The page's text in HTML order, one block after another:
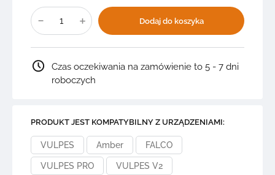
ilość
ZESTAW
1
FOREMKA
+
GRAFIKI
na
Walentynki
Dodaj do koszyka
Czas oczekiwania na zamówienie to 5 - 7 dni
roboczych
PRODUKT JEST KOMPATYBILNY Z URZĄDZENIAMI:
VULPES Amber FALCO
VULPES PRO VULPES V2